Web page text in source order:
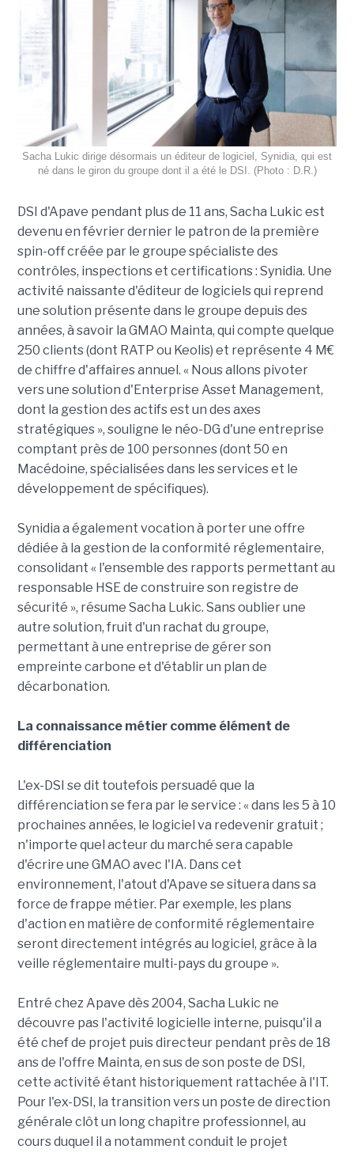
Sacha Lukic dirige désormais un éditeur de logiciel, Synidia, qui est
né dans le giron du groupe dont il a été le DSI. (Photo : D.R.)
DSI d'Apave pendant plus de 11 ans, Sacha Lukic est
devenu en février dernier le patron de la première
spin-off créée par le groupe spécialiste des
contrôles, inspections et certifications : Synidia. Une
activité naissante d'éditeur de logiciels qui reprend
une solution présente dans le groupe depuis des
années, à savoir la GMAO Mainta, qui compte quelque
250 clients (dont RATP ou Keolis) et représente 4 M€
de chiffre d'affaires annuel. « Nous allons pivoter
vers une solution d'Enterprise Asset Management,
dont la gestion des actifs est un des axes
stratégiques », souligne le néo-DG d'une entreprise
comptant près de 100 personnes (dont 50 en
Macédoine, spécialisées dans les services et le
développement de spécifiques).
Synidia a également vocation à porter une offre
dédiée à la gestion de la conformité réglementaire,
consolidant « l'ensemble des rapports permettant au
responsable HSE de construire son registre de
sécurité », résume Sacha Lukic. Sans oublier une
autre solution, fruit d'un rachat du groupe,
permettant à une entreprise de gérer son
empreinte carbone et d'établir un plan de
décarbonation.
La connaissance métier comme élément de
différenciation
L'ex-DSI se dit toutefois persuadé que la
différenciation se fera par le service : « dans les 5 à 10
prochaines années, le logiciel va redevenir gratuit ;
n'importe quel acteur du marché sera capable
d'écrire une GMAO avec l'IA. Dans cet
environnement, l'atout d'Apave se situera dans sa
force de frappe métier. Par exemple, les plans
d'action en matière de conformité réglementaire
seront directement intégrés au logiciel, grâce à la
veille réglementaire multi-pays du groupe ».
Entré chez Apave dès 2004, Sacha Lukic ne
découvre pas l'activité logicielle interne, puisqu'il a
été chef de projet puis directeur pendant près de 18
ans de l'offre Mainta, en sus de son poste de DSI,
cette activité étant historiquement rattachée à l'IT.
Pour l'ex-DSI, la transition vers un poste de direction
générale clôt un long chapitre professionnel, au
cours duquel il a notamment conduit le projet